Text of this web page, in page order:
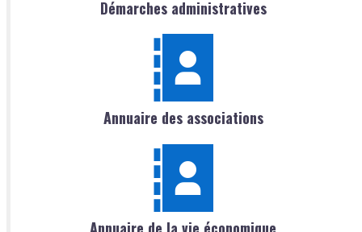
Démarches administratives
Annuaire des associations